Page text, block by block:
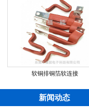
软铜排铜箔软连接
新闻动态